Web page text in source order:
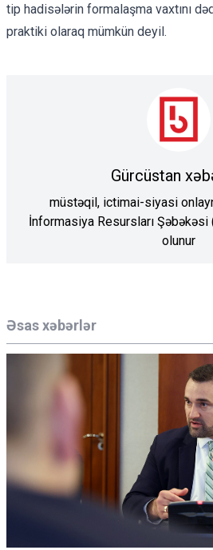
Əsas xəbərlər
tip hadisələrin formalaşma vaxtını
praktiki olaraq mümkün deyil.
Gürcüstan
müstəqil, ictimai-siyasi
İnformasiya Resursları
olunur